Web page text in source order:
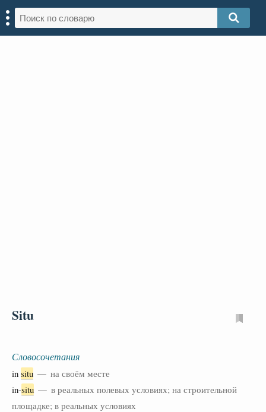
Situ
Словосочетания
in situ — на своём месте
in-situ — в реальных полевых условиях; на строительной
площадке; в реальных условиях